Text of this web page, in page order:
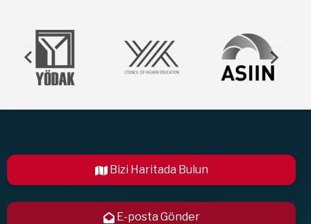
Bizi Haritada Bulun
E-posta Gönder